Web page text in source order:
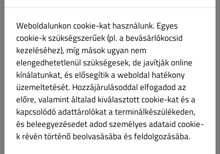
Online rendelések (Házhoz szállítás):12:00 - 19:20
Online rendelések (Elviteles rendelés):12:30 - 19:40
Rendeld meg előre az ételeidet!
A szabad időpontok egyikében át is veheted.
Házhoz szállítás Elvitel
Weboldalunkon cookie-kat használunk. Egyes
cookie-k szükségszerűek (pl. a bevásárlókocsid
kezeléséhez), míg mások ugyan nem
elengedhetetlenül szükségesek, de javítják online
kínálatunkat, és elősegítik a weboldal hatékony
üzemeltetését. Hozzájárulásoddal elfogadod az
előre, valamint általad kiválasztott cookie-kat és a
kapcsolódó adattárolókat a terminálkészülékeden,
és beleegyezésedet adod személyes adataid cookie-
k révén történő beolvasásába és feldolgozásába.